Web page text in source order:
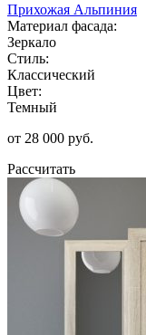
Прихожая Альпиния
Материал фасада:
Зеркало
Стиль:
Классический
Цвет:
Темный
от 28 000 руб.
Рассчитать